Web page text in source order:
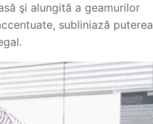
şi alungită a geamurilor
subliniază puterea